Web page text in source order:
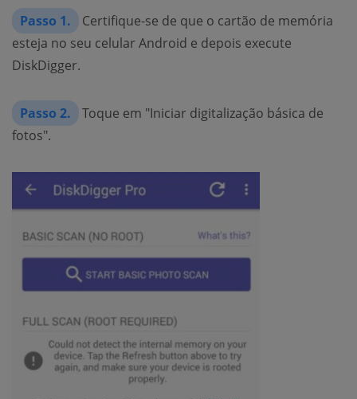
Passo 1.
Certifique-se de que o cartão de memória
esteja no seu celular Android e depois execute
DiskDigger.
Passo 2.
Toque em "Iniciar digitalização básica de
fotos".